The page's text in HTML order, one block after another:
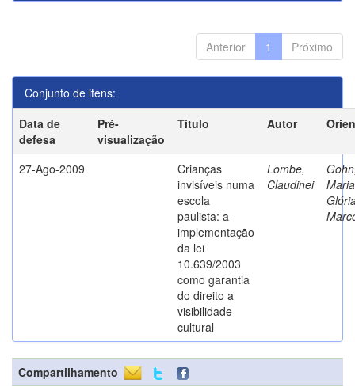
Anterior 1 Próximo
Conjunto de itens:
Data de
defesa
Pré-
visualização
Título Autor
27-Ago-2009
Crianças
invisíveis numa
escola
paulista: a
implementação
da lei
10.639/2003
como garantia
do direito a
visibilidade
cultural
Lombe,
Claudinei
Compartilhamento